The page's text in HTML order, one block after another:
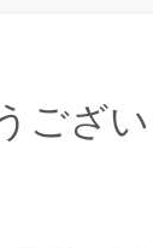
ござ